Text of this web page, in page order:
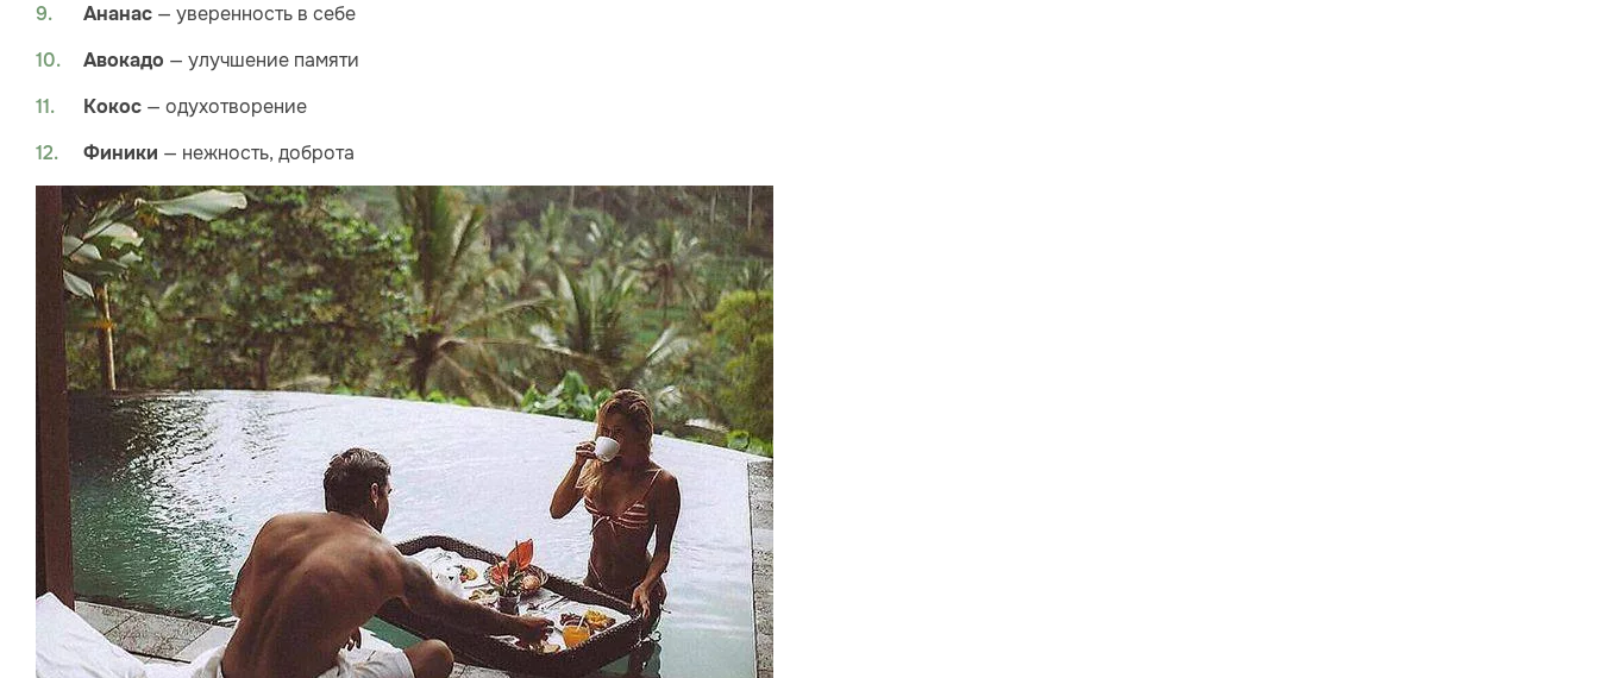
Ананас — уверенность в себе
Авокадо — улучшение памяти
Кокос — одухотворение
Финики — нежность, доброта